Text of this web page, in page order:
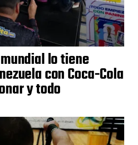
lo tiene
con Coca-Cola
y todo